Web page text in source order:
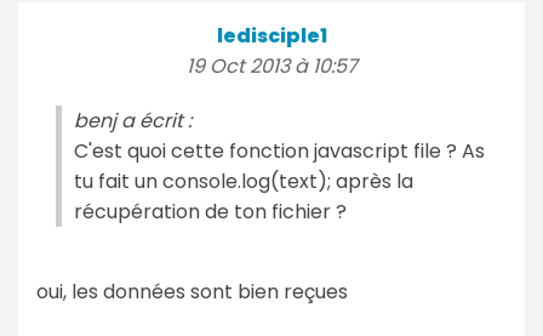
ledisciple1
19 Oct 2013 à 10:57
benj a écrit :
C'est quoi cette fonction javascript file ? As
tu fait un console.log(text); après la
récupération de ton fichier ?
oui, les données sont bien reçues